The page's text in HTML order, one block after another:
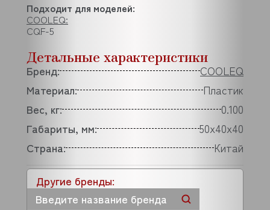
Другие бренды:
Подходит для моделей:
COOLEQ:
CQF-5
Детальные характеристики
Бренд:
COOLEQ
Материал:
Пластик
Вес, кг:
0.100
Габариты, мм:
50x40x40
Страна:
Китай